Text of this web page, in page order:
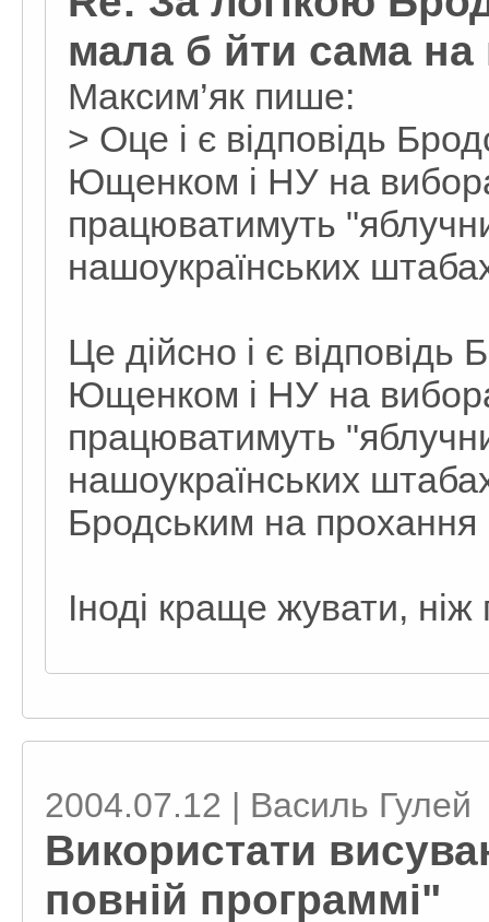
мала б йти сама
Максим’як пише:
> Оце і є відповідь
Ющенком і НУ на
працюватимуть
нашоукраїнських
Це дійсно і є відповідь
Ющенком і НУ на
працюватимуть
нашоукраїнських
Бродським на
Іноді краще жувати, ніж
2004.07.12 | Василь Гулeй
Використати
повній программі"